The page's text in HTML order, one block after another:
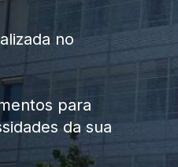
no
para
da sua